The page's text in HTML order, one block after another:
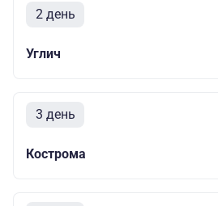
2 день
Углич
3 день
Кострома